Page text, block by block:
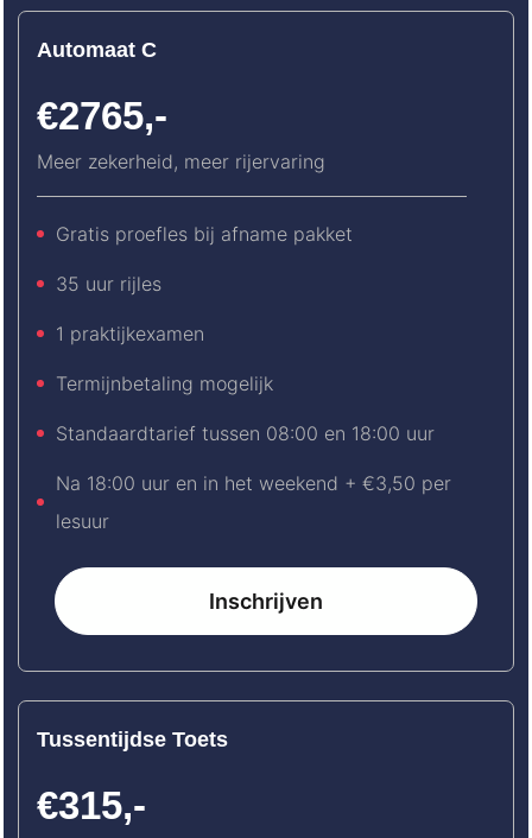
Automaat C
€2765,-
Meer zekerheid, meer rijervaring
Gratis proefles bij afname pakket
35 uur rijles
1 praktijkexamen
Termijnbetaling mogelijk
Standaardtarief tussen 08:00 en 18:00 uur
Na 18:00 uur en in het weekend + €3,50 per
lesuur
Inschrijven
Tussentijdse Toets
€315,-